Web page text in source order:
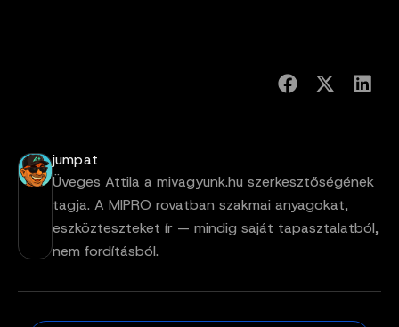
jumpat
Üveges Attila a mivagyunk.hu szerkesztőségének
tagja. A MIPRO rovatban szakmai anyagokat,
eszközteszteket ír — mindig saját tapasztalatból,
nem fordításból.